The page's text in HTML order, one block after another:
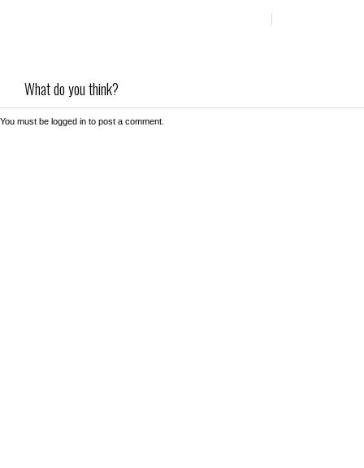
What do you think?
You must be logged in to post a comment.